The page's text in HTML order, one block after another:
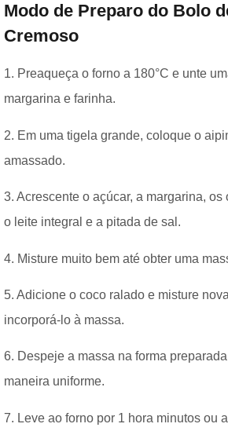
Modo de Preparo do Bolo
Cremoso
1. Preaqueça o forno a 180°C e unte
margarina e farinha.
2. Em uma tigela grande, coloque o
amassado.
3. Acrescente o açúcar, a margarina, os
o leite integral e a pitada de sal.
4. Misture muito bem até obter uma
5. Adicione o coco ralado e misture
incorporá-lo à massa.
6. Despeje a massa na forma
maneira uniforme.
7. Leve ao forno por 1 hora minutos ou